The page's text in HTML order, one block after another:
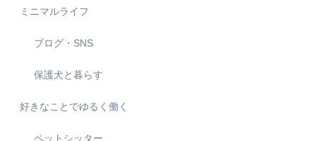
ミニマルライフ
ブログ・SNS
保護犬と暮らす
好きなことでゆるく働く
ペットシッター